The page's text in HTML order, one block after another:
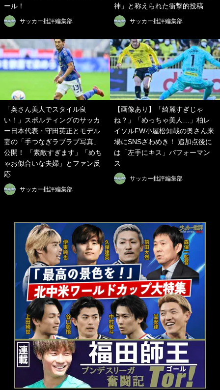
ール！
サッカー批評編集部
神」と称えられた衝撃的投稿
サッカー批評編集部
「奥さん美人でスタイル良
い！」スポルティングのサッカ
ー日本代表・守田英正とモデル
妻の「手つなぎラブラブ写真」
公開！ 「素敵すぎます」「めち
ゃお似合いな夫婦」とファン反
応
サッカー批評編集部
【画像あり】「綺麗すぎじゃ
ね？」「めっちゃ美人…」柏レ
イソルFW小屋松知哉の奥さん来
場にSNSざわめき！ 追加点後に
は「左手にキス」パフォーマン
ス
サッカー批評編集部